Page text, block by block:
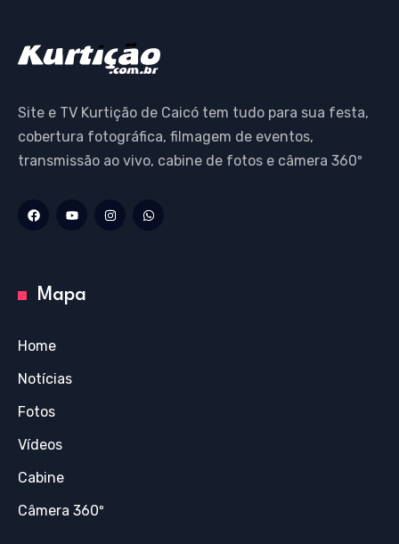
Site e TV Kurtição de Caicó tem tudo para sua festa,
cobertura fotográfica, filmagem de eventos,
transmissão ao vivo, cabine de fotos e câmera 360º
Mapa
Home
Notícias
Fotos
Vídeos
Cabine
Câmera 360º